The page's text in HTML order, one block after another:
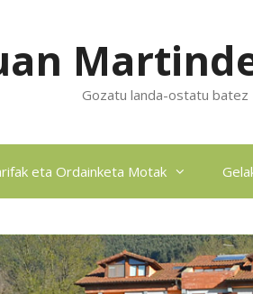
Gozatu landa-ostatu
eta Ordainketa Motak